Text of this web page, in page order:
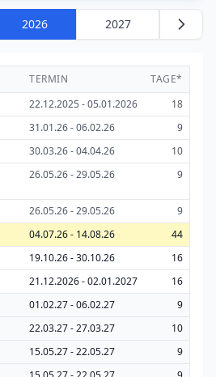
2026 2027
TERMIN
TAGE*
22.12.2025 - 05.01.2026
18
31.01.26 - 06.02.26
9
30.03.26 - 04.04.26
10
26.05.26 - 29.05.26 9
26.05.26 - 29.05.26
9
04.07.26 - 14.08.26
44
19.10.26 - 30.10.26
16
21.12.2026 - 02.01.2027
16
01.02.27 - 06.02.27
9
22.03.27 - 27.03.27
10
15.05.27 - 22.05.27
9